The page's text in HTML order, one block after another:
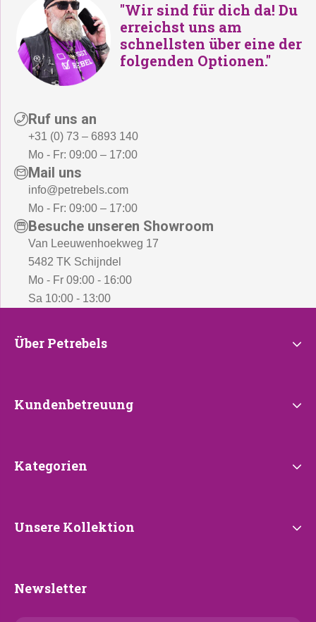
"Wir sind für dich da! Du
erreichst uns am
schnellsten über eine der
folgenden Optionen."
Ruf uns an
+31 (0) 73 – 6893 140
Mo - Fr: 09:00 – 17:00
Mail uns
info@petrebels.com
Mo - Fr: 09:00 – 17:00
Besuche unseren Showroom
Van Leeuwenhoekweg 17
5482 TK Schijndel
Mo - Fr 09:00 - 16:00
Sa 10:00 - 13:00
Über
Über Petrebels
Kundenbetreuung
Kundenbetreuung
Kategorien
Kategorien
Unsere
Unsere Kollektion
Newsletter
Newsletter